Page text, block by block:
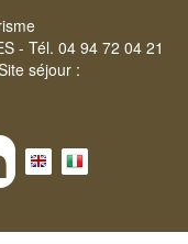
- Tél. 04 94 72 04 21
séjour :